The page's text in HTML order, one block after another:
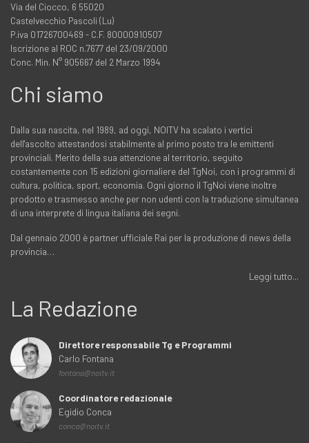
Via del Ciocco, 6 55020
Castelvecchio Pascoli (Lu)
P.iva 01726700469 - C.F. 80000910507
Iscrizione al ROC n.7677 del 23/09/2000
Conc. Min. N° 905667 del 2 Marzo 1994
Chi siamo
Dalla sua nascita, nel 1989, ad oggi, NOITV ha scalato i vertici
dell'ascolto attestandosi stabilmente al primo posto tra le emittenti
provinciali. Merito della sua attenzione al territorio, seguito
costantemente con 15 edizioni giornaliere del TgNoi, con i programmi di
cultura, politica, sport, economia. Ogni giorno il TgNoi viene inoltre
prodotto e trasmesso anche per non udenti con la traduzione simultanea
di una interprete di lingua italiana dei segni.
Dal gennaio 2000 è partner ufficiale Rai per la produzione di news della
provincia…
Leggi tutto...
La Redazione
Direttore responsabile Tg e Programmi
Carlo Fontana
fontana@noitv.it
Coordinatore redazionale
Egidio Conca
conca@noitv.it